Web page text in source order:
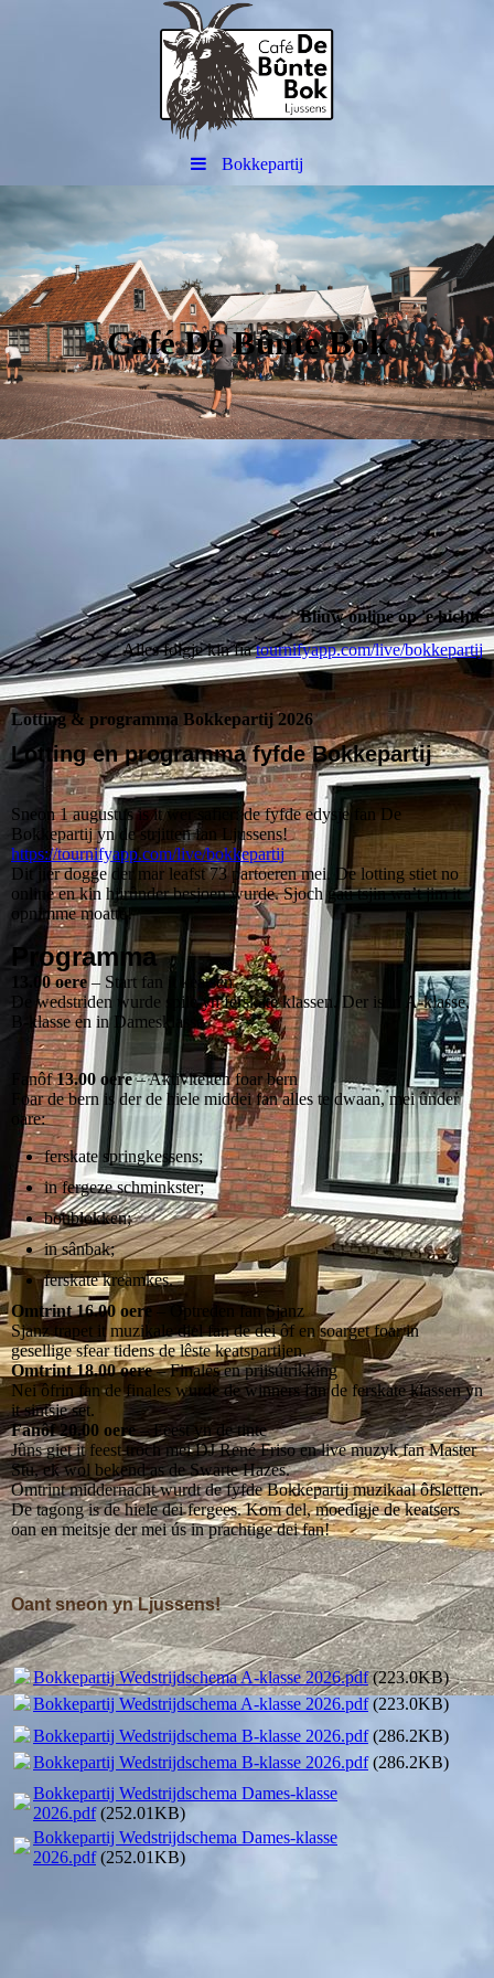
Bokkepartij
Café De Bûnte Bok
Bliuw online op 'e hichte
Alles folgje kin fiatournifyapp.com/live/bokkepartij
Lotting & programma Bokkepartij 2026
Lotting en programma fyfde Bokkepartij
Sneon 1 augustus is it wer safier: de fyfde edysje fan De
Bokkepartij yn de strjitten fan Ljussens!
https://tournifyapp.com/live/bokkepartij
Dit jier dogge der mar leafst 73 partoeren mei. De lotting stiet no
online en kin hjirûnder besjoen wurde. Sjoch gau tsjin wa’t jim it
opnimme moatte!
Programma
13.00 oere– Start fan it keatsen
De wedstriden wurde spile yn ferskate klassen. Der is in A-klasse,
B-klasse en in Damesklasse.
Fanôf13.00 oere– Aktiviteiten foar bern
Foar de bern is der de hiele middei fan alles te dwaan, mei ûnder
oare:
ferskate springkessens;
in fergeze schminkster;
boublokken;
in sânbak;
ferskate kreamkes.
Omtrint 16.00 oere– Optreden fan Sjanz
Sjanz trapet it muzikale diel fan de dei ôf en soarget foar in
gesellige sfear tidens de lêste keatspartijen.
Omtrint 18.00 oere– Finales en priisútrikking
Nei ôfrin fan de finales wurde de winners fan de ferskate klassen yn
it sintsje set.
Fanôf 20.00 oere– Feest yn de tinte
Jûns giet it feest troch mei DJ René Friso en live muzyk fan Master
Stu, ek wol bekend as de Swarte Hazes.
Omtrint middernacht wurdt de fyfde Bokkepartij muzikaal ôfsletten.
De tagong is de hiele dei fergees. Kom del, moedigje de keatsers
oan en meitsje der mei ús in prachtige dei fan!
Oant sneon yn Ljussens!
Bokkepartij Wedstrijdschema A-klasse 2026.pdf(223.0KB)
Bokkepartij Wedstrijdschema A-klasse 2026.pdf(223.0KB)
Bokkepartij Wedstrijdschema B-klasse 2026.pdf(286.2KB)
Bokkepartij Wedstrijdschema B-klasse 2026.pdf(286.2KB)
Bokkepartij Wedstrijdschema Dames-klasse
2026.pdf(252.01KB)
Bokkepartij Wedstrijdschema Dames-klasse
2026.pdf(252.01KB)